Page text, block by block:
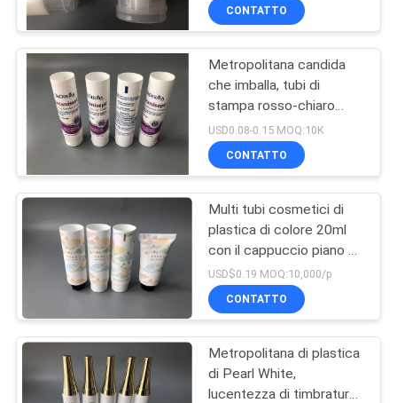
CONTROLLO
DI
QUALITÀ
CONTATTICI
RICHIEDA
UNA
CITAZIONE
NEWS
Tubi crema di
plastica
Tubi di plastica della
lozione
CONTATTO
Metropolitana candida
che imballa, tubi di
stampa rosso-chiaro
della bottiglia della
lozione per le mani
USD0.08-0.15 MOQ:10K
CONTATTO
Multi tubi cosmetici di
plastica di colore 20ml
con il cappuccio piano o
il cappuccio ottagonale
USD$0.19 MOQ:10,000/p
CONTATTO
Metropolitana di plastica
di Pearl White,
lucentezza di timbratura